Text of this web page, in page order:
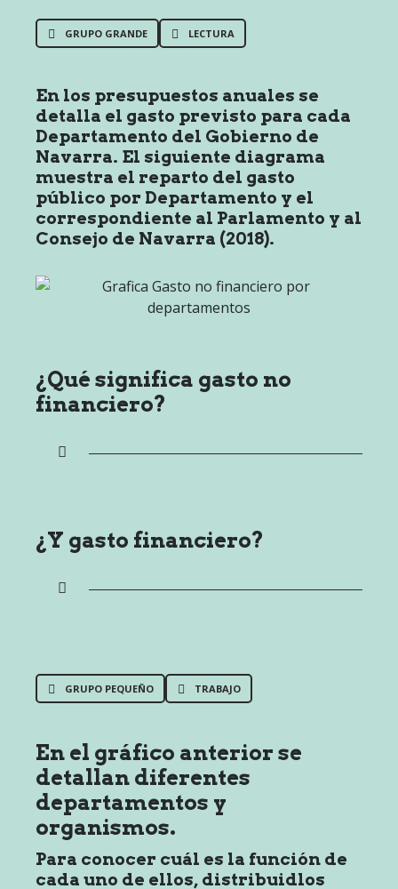
GRUPO GRANDE LECTURA
En los presupuestos anuales se
detalla el gasto previsto para cada
Departamento del Gobierno de
Navarra. El siguiente diagrama
muestra el reparto del gasto
público por Departamento y el
correspondiente al Parlamento y al
Consejo de Navarra (2018).
¿Qué significa gasto no
financiero?
¿Y gasto financiero?
GRUPO PEQUEÑO TRABAJO
En el gráfico anterior se
detallan diferentes
departamentos y
organismos.
Para conocer cuál es la función de
cada uno de ellos, distribuidlos